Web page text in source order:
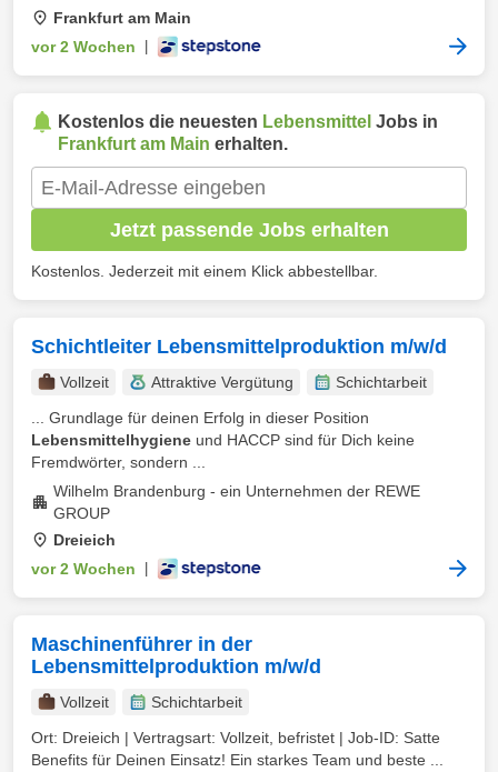
Frankfurt am Main
vor 2 Wochen
Kostenlos die neuesten Lebensmittel Jobs in
Frankfurt am Main erhalten.
Jetzt passende Jobs erhalten
Kostenlos. Jederzeit mit einem Klick abbestellbar.
Schichtleiter Lebensmittelproduktion m/w/d
Vollzeit Attraktive Vergütung
Schichtarbeit
... Grundlage für deinen Erfolg in dieser Position
Lebensmittelhygiene und HACCP sind für Dich keine
Fremdwörter, sondern ...
Wilhelm Brandenburg - ein Unternehmen der REWE
GROUP
Dreieich
vor 2 Wochen
Maschinenführer in der
Lebensmittelproduktion m/w/d
Vollzeit
Schichtarbeit
Ort: Dreieich | Vertragsart: Vollzeit, befristet | Job-ID: Satte
Benefits für Deinen Einsatz! Ein starkes Team und beste ...